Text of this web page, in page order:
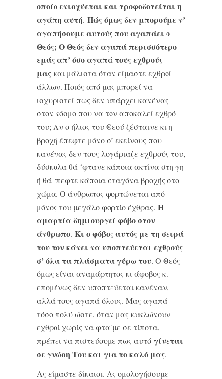
οποίο ενισχύεται και τροφοδοτείται η
αγάπη αυτή. Πώς όμως δεν μπορούμε ν’
αγαπήσουμε αυτούς που αγαπάει ο
Θεός; Ο Θεός δεν αγαπά περισσότερο
εμάς απ’ όσο αγαπά τους εχθρούς
μας και μάλιστα όταν είμαστε εχθροί
άλλων. Ποιός από μας μπορεί να
ισχυριστεί πως δεν υπάρχει κανένας
στον κόσμο που να τον αποκαλεί εχθρό
του; Αν ο ήλιος του Θεού ζέσταινε κι η
βροχή έπεφτε μόνο σ’ εκείνους που
κανένας δεν τους λογάριαζε εχθρούς του,
δύσκολα θά ‘φτανε κάποια ακτίνα στη γη
ή θά ‘πεφτε κάποια σταγόνα βροχής στο
χώμα. Ο άνθρωπος φορτώνεται από
μόνος του μεγάλο φορτίο έχθρας. Η
αμαρτία δημιουργεί φόβο στον
άνθρωπο. Κι ο φόβος αυτός με τη σειρά
του τον κάνει να υποπτεύεται εχθρούς
σ’ όλα τα πλάσματα γύρω του. Ο Θεός
όμως είναι αναμάρτητος κι άφοβος κι
επομένως δεν υποπτεύεται κανέναν,
αλλά τους αγαπά όλους. Μας αγαπά
τόσο πολύ ώστε, όταν μας κυκλώνουν
εχθροί χωρίς να φταίμε σε τίποτα,
πρέπει να πιστεύουμε πως αυτό γίνεται
σε γνώση Του και για το καλό μας.
Ας είμαστε δίκαιοι. Ας ομολογήσουμε